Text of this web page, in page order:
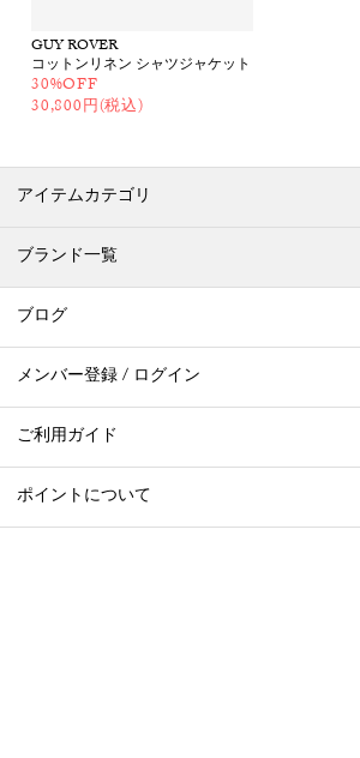
GUY ROVER
コットンリネン シャツジャケット
30%OFF
30,800円(税込)
アイテムカテゴリ
ブランド一覧
ブログ
メンバー登録 / ログイン
ご利用ガイド
ポイントについて